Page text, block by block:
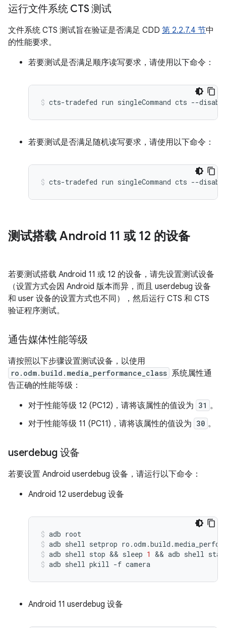
运行文件系统 CTS 测试
文件系统 CTS 测试旨在验证是否满足 CDD 第 2.2.7.4 节中
的性能要求。
若要测试是否满足顺序读写要求，请使用以下命令：
cts-tradefed run singleCommand cts --
若要测试是否满足随机读写要求，请使用以下命令：
cts-tradefed run singleCommand cts --
测试搭载 Android 11 或 12 的设备
若要测试搭载 Android 11 或 12 的设备，请先设置测试设备
（设置方式会因 Android 版本而异，而且 userdebug 设备
和 user 设备的设置方式也不同），然后运行 CTS 和 CTS
验证程序测试。
通告媒体性能等级
请按照以下步骤设置测试设备，以使用
ro.odm.build.media_performance_class 系统属性通
告正确的性能等级：
对于性能等级 12 (PC12)，请将该属性的值设为 31 。
对于性能等级 11 (PC11)，请将该属性的值设为 30 。
userdebug 设备
若要设置 Android userdebug 设备，请运行以下命令：
Android 12 userdebug 设备
adb root
adb shell setprop
adb shell stop && sleep 1 && adb shell
adb shell pkill -f camera
Android 11 userdebug 设备